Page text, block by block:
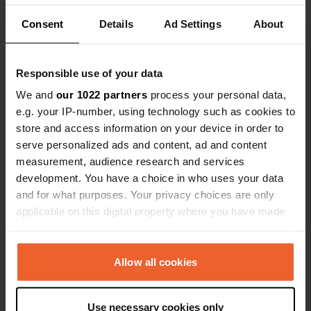
Consent Details Ad Settings About
Responsible use of your data
We and our 1022 partners process your personal data,
e.g. your IP-number, using technology such as cookies to
store and access information on your device in order to
serve personalized ads and content, ad and content
measurement, audience research and services
development. You have a choice in who uses your data
and for what purposes. Your privacy choices are only
applicable on this digital property where you have made
any time from the Cookie Declaration or by clicking on
the Privacy trigger icon.Allow all cookies
Use necessary cookies only
Es-tu déjà venu ici ?
Contact
Emplacement
Calle Lope de Vega 60
44580, Matarraña / Matarranya, Espagne
Copie
40° 52' 25" N 0° 8' 55" E
40.8734879 0.14870485
Copie
Code du site